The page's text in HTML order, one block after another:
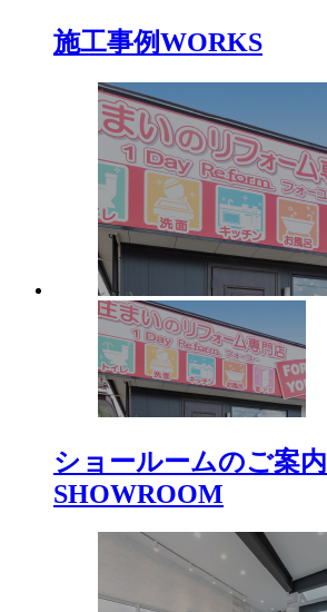
施工事例WORKS
ショールームのご案内
SHOWROOM